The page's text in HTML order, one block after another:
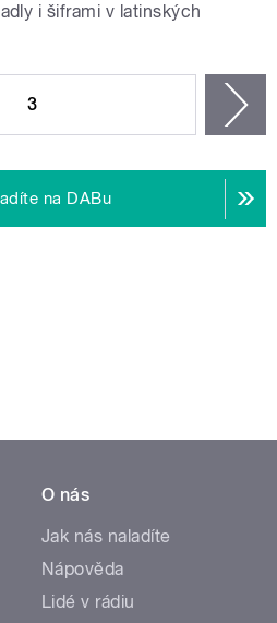
i šiframi v latinských
3
na DABu
O nás
Jak nás naladíte
Nápověda
Lidé v rádiu